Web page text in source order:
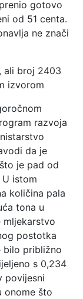
gotovo
od 51 centa.
ne znači
ali broj 2403
izvorom
razvoja
da je
je pad od
istom
količina pala
tona u
mljekarstvo
postotka
bilo približno
s 0,234
povijesni
onome što